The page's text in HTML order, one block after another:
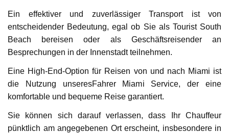
Ein effektiver und zuverlässiger Transport ist von
entscheidender Bedeutung, egal ob Sie als Tourist South
Beach bereisen oder als Geschäftsreisender an
Besprechungen in der Innenstadt teilnehmen.
Eine High-End-Option für Reisen von und nach Miami ist
die Nutzung unseresFahrer Miami Service, der eine
komfortable und bequeme Reise garantiert.
Sie können sich darauf verlassen, dass Ihr Chauffeur
pünktlich am angegebenen Ort erscheint, insbesondere in